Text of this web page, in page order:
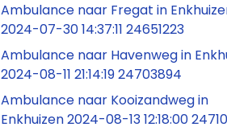
Ambulance naar Fregat in
2024-07-30 14:37:11 24651223
Ambulance naar Havenweg in
2024-08-11 21:14:19 24703894
Ambulance naar Kooizandweg in
Enkhuizen 2024-08-13 12:18:00